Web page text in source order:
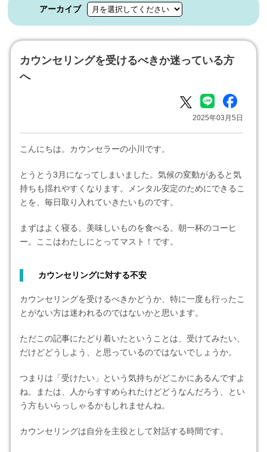
アーカイブ
カウンセリングを受けるべきか迷っている方
へ
2025年03月5日
こんにちは。カウンセラーの小川です。
とうとう3月になってしまいました。気候の変動があると気
持ちも揺れやすくなります。メンタル安定のためにできるこ
とを、毎日取り入れていきたいものです。
まずはよく寝る。美味しいものを食べる。朝一杯のコーヒ
ー。ここはわたしにとってマスト！です。
カウンセリングに対する不安
カウンセリングを受けるべきかどうか、特に一度も行ったこ
とがない方は迷われるのではないかと思います。
ただこの記事にたどり着いたということは、受けてみたい、
だけどどうしよう、と思っているのではないでしょうか。
つまりは「受けたい」という気持ちがどこかにあるんですよ
ね。または、人からすすめられたけどどうなんだろう、とい
う方もいらっしゃるかもしれませんね。
カウンセリングは自分を主役として対話する時間です。